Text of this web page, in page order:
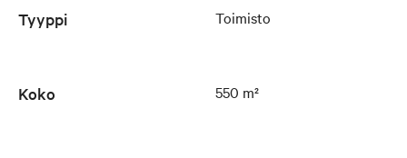
Tyyppi Toimisto
Koko 550 m²